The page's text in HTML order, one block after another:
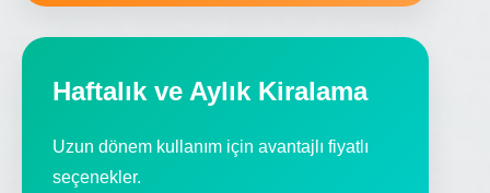
Haftalık ve Aylık Kiralama
Uzun dönem kullanım için avantajlı fiyatlı
seçenekler.